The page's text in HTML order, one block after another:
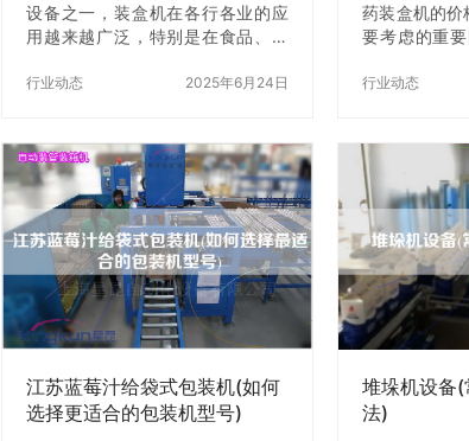
设备之一，装盒机在各行各业的应
用越来越广泛，特别是在食品、医
显。而在苏州地区，装盒机的使用
惠的方案，是一个比较困扰的问
题。下面，我们将为大家详细介绍
苏州装盒机费用以及如何选择z优惠
的方案。 一、苏州装盒机费用概述
苏州地区的装盒机费用因品牌、型
号、功能等因素而有所不同。一般
来说，苏州地区的装盒机费用在10
万-50万之间。其中，价格较低的装
盒机一般适用于小型生产线，价格
行业动态 2025年6月24日
药装盒机的价
要考虑的重
格差异很大
将为您一一解
药装盒机的
因素之一，
的生产成本
等方面都不
不同。一般
越强大的制
高。 二、品
盒机价格的
行业动态
江苏蓝莓汁给袋式包装机(如何
选择更适合的包装机型号)
堆垛机设备
法)